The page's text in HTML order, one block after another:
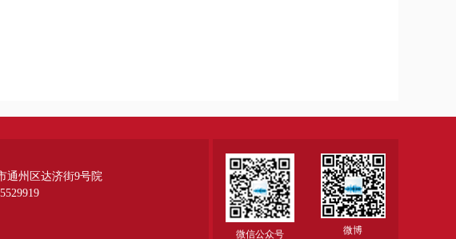
通州区达济街9号院
微信公众号 微博